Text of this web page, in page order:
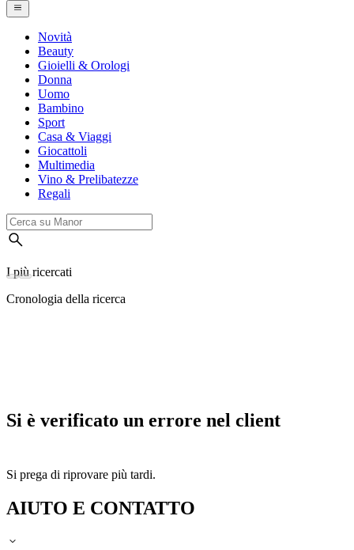
Novità
Beauty
Gioielli & Orologi
Donna
Uomo
Bambino
Sport
Casa & Viaggi
Giocattoli
Multimedia
Vino & Prelibatezze
Regali
I più ricercati
Cronologia della ricerca
Si è verificato un errore nel client
Si prega di riprovare più tardi.
AIUTO E CONTATTO